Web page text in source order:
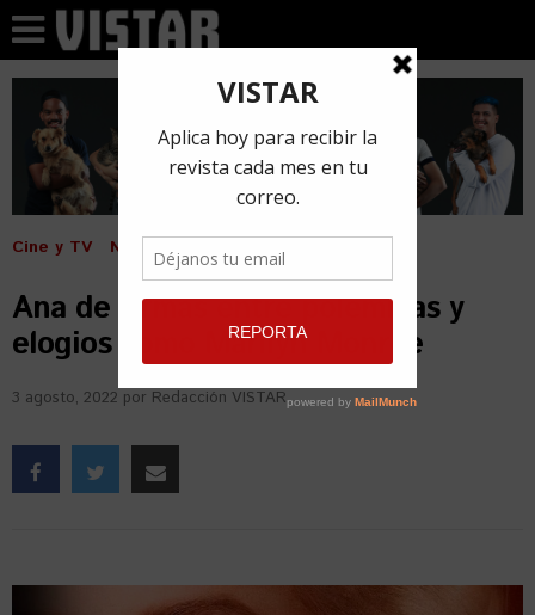
Cine y TV Noticias
Ana de Armas entre polémicas y
elogios como Marilyn Monroe
3 agosto, 2022 por Redacción VISTAR